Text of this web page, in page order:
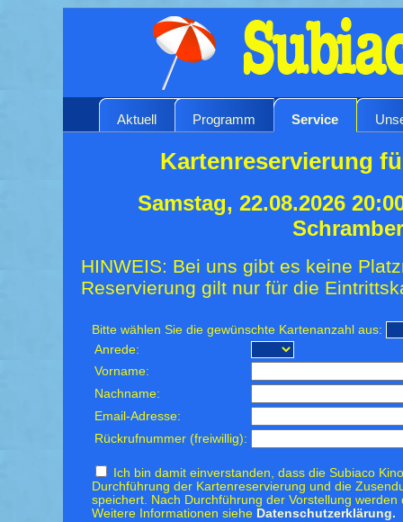
Aktuell Programm Service
Kartenreservierung
Samstag, 22.08.2026
HINWEIS: Bei uns gibt es keine
Reservierung gilt nur für die
Bitte wählen Sie die gewünschte Kartenanzahl aus:
Anrede:
Vorname:
Nachname:
Email-Adresse:
Rückrufnummer (freiwillig):
Ich bin damit einverstanden, dass die Subiaco
Durchführung der Kartenreservierung und die
speichert. Nach Durchführung der Vorstellung
Weitere Informationen siehe Datenschutzerklärung.